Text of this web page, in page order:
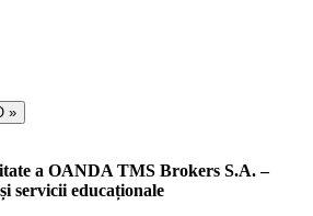
»
a OANDA TMS Brokers S.A. –
servicii educaționale